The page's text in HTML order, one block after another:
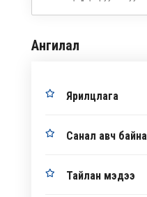
Ангилал
Ярилцлага
Санал авч байна
Тайлан мэдээ